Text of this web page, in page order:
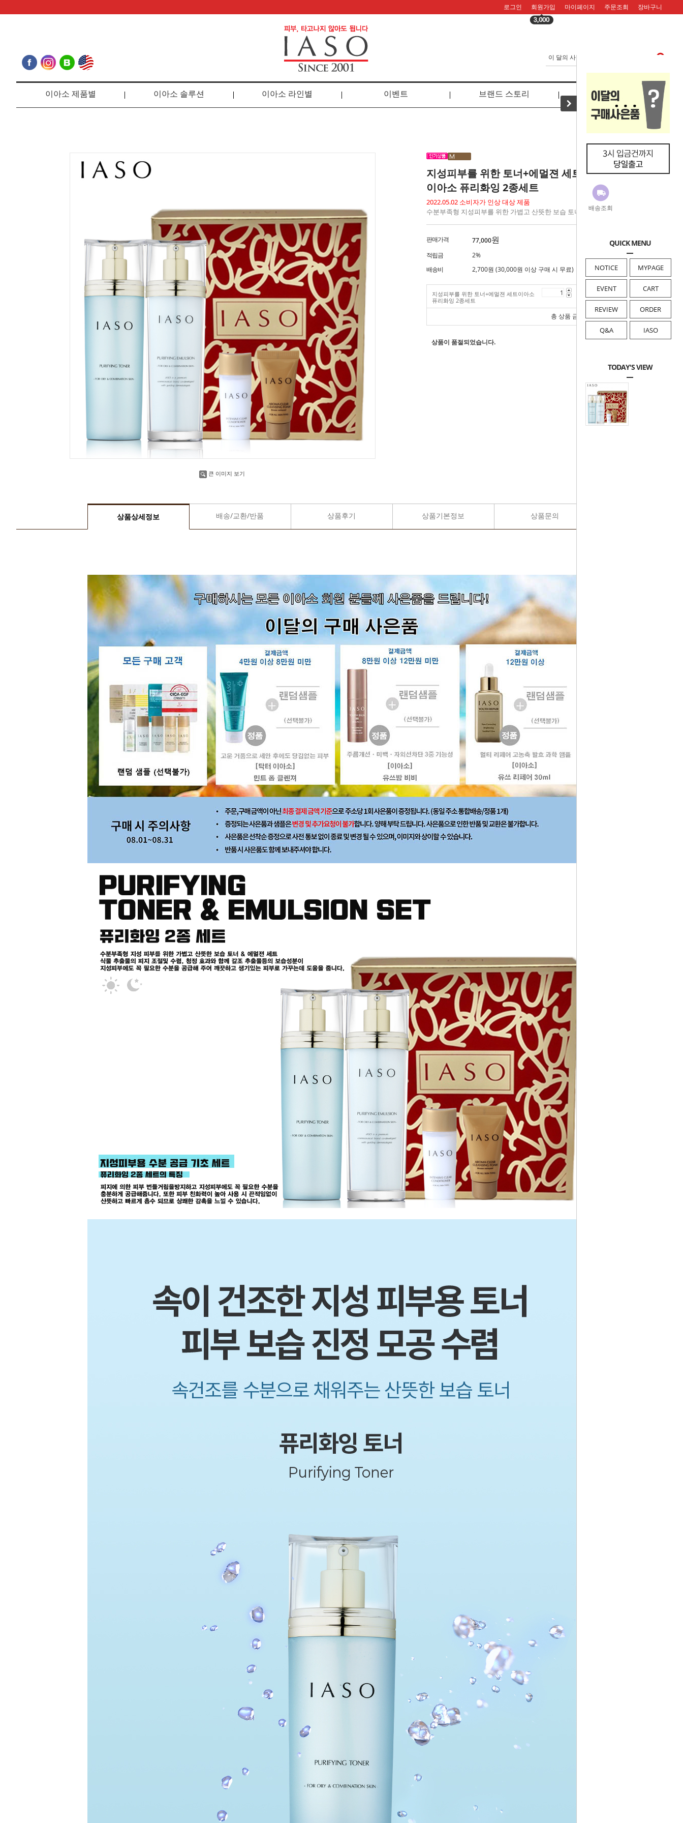
배송조회
QUICK MENU
NOTICE MYPAGE
EVENT CART
REVIEW ORDER
Q&A IASO
TODAY'S VIEW
로그인 회원가입 마이페이지 주문조회 장바구니
이아소 제품별 이아소 솔루션 이아소 라인별 이벤트 브랜드 스토리 리뷰
큰 이미지 보기
지성피부를 위한 토너+에멀젼 세트
이아소 퓨리화잉 2종세트
2022.05.02 소비자가 인상 대상 제품
수분부족형 지성피부를 위한 가볍고 산뜻한 보습 토너+에멀젼
판매가격 77,000원
적립금
2%
배송비
2,700원 (30,000원 이상 구매 시 무료)
지성피부를 위한 토너+에멀젼 세트이아소
퓨리화잉 2종세트
총 상품 금액 77,000 원
상품이 품절되었습니다.
상품상세정보 배송/교환/반품 상품후기 상품기본정보 상품문의